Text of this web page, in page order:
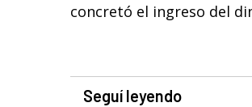
concretó el ingreso del
Seguí leyendo